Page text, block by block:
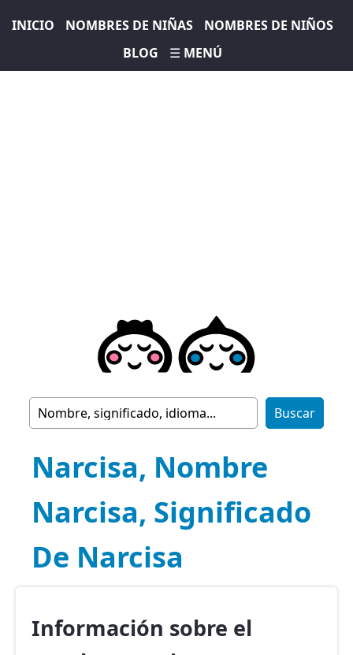
INICIO NOMBRES DE NIÑAS
NOMBRES DE NIÑOS
BLOG
☰ MENÚ
Narcisa, Nombre
Narcisa, Significado
De Narcisa
Información sobre el